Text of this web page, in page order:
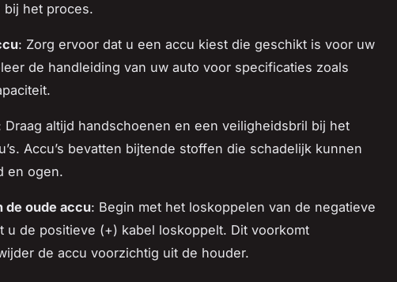
bij het proces.
: Zorg ervoor dat u een accu kiest die geschikt is voor uw
de handleiding van uw auto voor specificaties zoals
Draag altijd handschoenen en een veiligheidsbril bij het
Accu’s bevatten bijtende stoffen die schadelijk kunnen
en ogen.
de oude accu: Begin met het loskoppelen van de negatieve
u de positieve (+) kabel loskoppelt. Dit voorkomt
de accu voorzichtig uit de houder.